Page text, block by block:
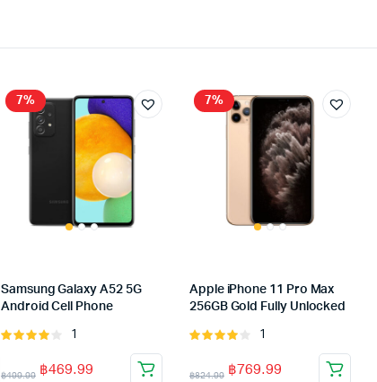
7%
Samsung Galaxy A52 5G
Android Cell Phone
Rated
of 5
1
฿499.99 ฿469.99
7%
Apple iPhone 11 Pro Max
256GB Gold Fully Unlocked
Rated
of 5
1
฿824.99 ฿769.99